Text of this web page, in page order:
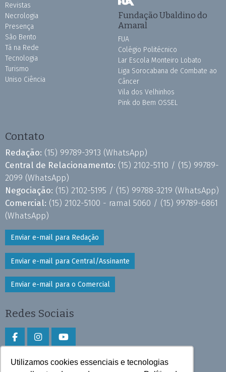
Utilizamos cookies essenciais e tecnologias
Revistas
Necrologia
Presença
São Bento
Tá na Rede
Tecnologia
Turismo
Uniso Ciência
Fundação Ubaldino do
Amaral
FUA
Colégio Politécnico
Lar Escola Monteiro Lobato
Liga Sorocabana de Combate ao
Câncer
Vila dos Velhinhos
Pink do Bem OSSEL
Contato
Redação: (15) 99789-3913 (WhatsApp)
Central de Relacionamento: (15) 2102-5110 / (15) 99789-
2099 (WhatsApp)
Negociação: (15) 2102-5195 / (15) 99788-3219 (WhatsApp)
Comercial: (15) 2102-5100 - ramal 5060 / (15) 99789-6861
(WhatsApp)
Enviar e-mail para Redação
Enviar e-mail para Central/Assinante
Enviar e-mail para o Comercial
Redes Sociais
Faça download do aplicativo